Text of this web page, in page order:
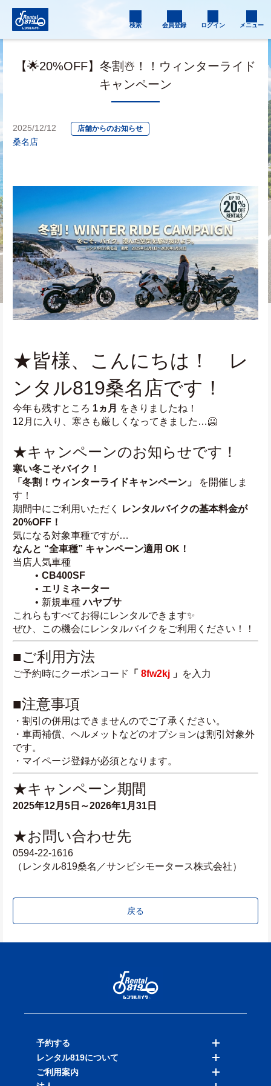
検索 会員登録 ログイン メニュー
【🌟20%OFF】冬割☃️！！ウィンターライド
キャンペーン
2025/12/12 店舗からのお知らせ
桑名店
★皆様、こんにちは！　レ
ンタル819桑名店です！
今年も残すところ 1ヵ月 をきりましたね！
12月に入り、寒さも厳しくなってきました…🥶
★キャンペーンのお知らせです！
寒い冬こそバイク！
「冬割！ウィンターライドキャンペーン」
を開催しま
す！
期間中にご利用いただく
レンタルバイクの基本料金が
20%OFF！
気になる対象車種ですが…
なんと “全車種” キャンペーン適用 OK！
当店人気車種
CB400SF
エリミネーター
新規車種 ハヤブサ
これらもすべてお得にレンタルできます✨
ぜひ、この機会にレンタルバイクをご利用ください！！
■ご利用方法
ご予約時にクーポンコード 「 8fw2kj 」 を入力
■注意事項
・割引の併用はできませんのでご了承ください。
・車両補償、ヘルメットなどのオプションは割引対象外
です。
・マイページ登録が必須となります。
★キャンペーン期間
2025年12月5日～2026年1月31日
★お問い合わせ先
0594-22-1616
（レンタル819桑名／サンビシモータース株式会社）
戻る
予約する
バイクを探す
店舗を探す
レンタル819について
料金表
ご利用案内